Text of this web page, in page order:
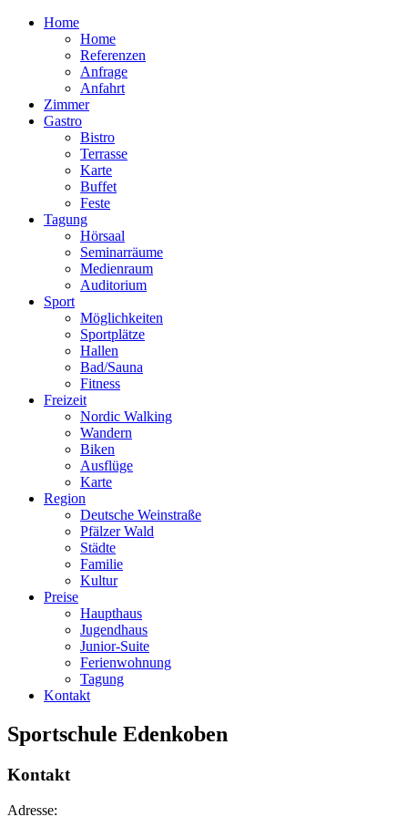
Home
Home
Referenzen
Anfrage
Anfahrt
Zimmer
Gastro
Bistro
Terrasse
Karte
Buffet
Feste
Tagung
Hörsaal
Seminarräume
Medienraum
Auditorium
Sport
Möglichkeiten
Sportplätze
Hallen
Bad/Sauna
Fitness
Freizeit
Nordic Walking
Wandern
Biken
Ausflüge
Karte
Region
Deutsche Weinstraße
Pfälzer Wald
Städte
Familie
Kultur
Preise
Haupthaus
Jugendhaus
Junior-Suite
Ferienwohnung
Tagung
Kontakt
Sportschule Edenkoben
Kontakt
Adresse: